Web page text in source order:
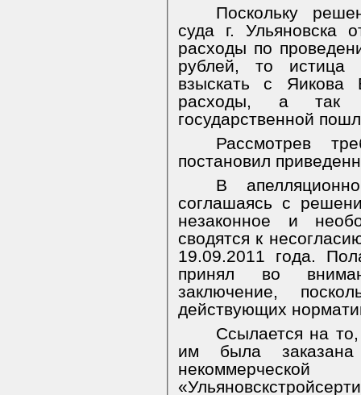
Поскольку
суда г. Ульяновска
расходы по
рублей, то истица
взыскать с Яикова
расходы, а так
государственной
Рассмотрев
постановил
В
соглашаясь с
незаконное и
сводятся к
19.09.2011 года.
принял во
заключение,
действующих
Ссылается на
им была заказана